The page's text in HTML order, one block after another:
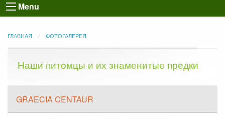
Menu
ГЛАВНАЯ ФОТОГАЛЕРЕЯ
Наши питомцы и их знаменитые предки
GRAECIA CENTAUR